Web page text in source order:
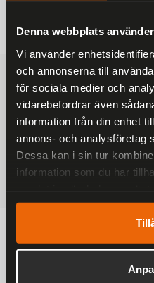
Denna webbplats
Vi använder
och annonserna till
för sociala medier och
vidarebefordrar även
information från din enhet
annons- och analysföretag
Dessa kan i sin tur
information som du har
FRAKTFRITT
På alla ordrar
1-3 DAGAR
Inom Sverige
SÄKRA
Betalkort,